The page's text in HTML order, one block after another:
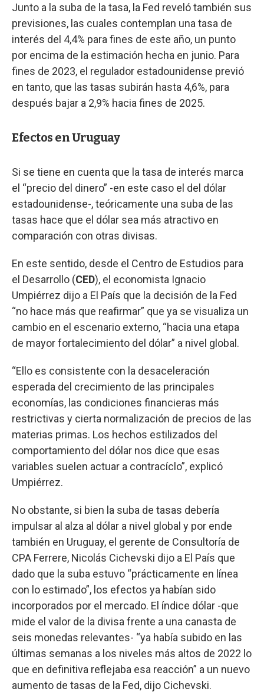
Junto a la suba de la tasa, la Fed reveló también sus
previsiones, las cuales contemplan una tasa de
interés del 4,4% para fines de este año, un punto
por encima de la estimación hecha en junio. Para
fines de 2023, el regulador estadounidense previó
en tanto, que las tasas subirán hasta 4,6%, para
después bajar a 2,9% hacia fines de 2025.
Efectos en Uruguay
Si se tiene en cuenta que la tasa de interés marca
el “precio del dinero” -en este caso el del dólar
estadounidense-, teóricamente una suba de las
tasas hace que el dólar sea más atractivo en
comparación con otras divisas.
En este sentido, desde el Centro de Estudios para
el Desarrollo (CED), el economista Ignacio
Umpiérrez dijo a El País que la decisión de la Fed
“no hace más que reafirmar” que ya se visualiza un
cambio en el escenario externo, “hacia una etapa
de mayor fortalecimiento del dólar” a nivel global.
“Ello es consistente con la desaceleración
esperada del crecimiento de las principales
economías, las condiciones financieras más
restrictivas y cierta normalización de precios de las
materias primas. Los hechos estilizados del
comportamiento del dólar nos dice que esas
variables suelen actuar a contracíclo”, explicó
Umpiérrez.
No obstante, si bien la suba de tasas debería
impulsar al alza al dólar a nivel global y por ende
también en Uruguay, el gerente de Consultoría de
CPA Ferrere, Nicolás Cichevski dijo a El País que
dado que la suba estuvo “prácticamente en línea
con lo estimado”, los efectos ya habían sido
incorporados por el mercado. El índice dólar -que
mide el valor de la divisa frente a una canasta de
seis monedas relevantes- “ya había subido en las
últimas semanas a los niveles más altos de 2022 lo
que en definitiva reflejaba esa reacción” a un nuevo
aumento de tasas de la Fed, dijo Cichevski.